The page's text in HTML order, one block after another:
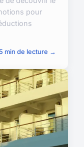
pour
5 min de lecture →